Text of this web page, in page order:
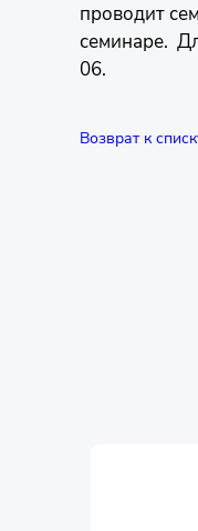
проводит
семинаре.
06.
Возврат к